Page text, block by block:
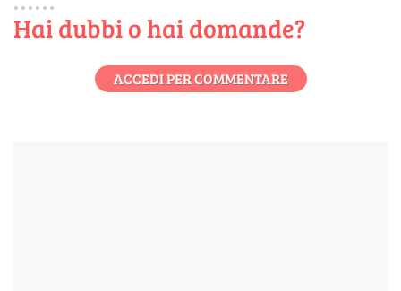
Hai dubbi o hai domande?
ACCEDI PER COMMENTARE